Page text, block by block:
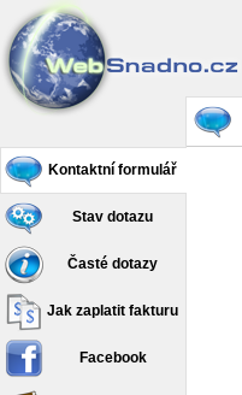
Kontaktní formulář
Stav dotazu
Časté dotazy
Jak zaplatit fakturu
Facebook